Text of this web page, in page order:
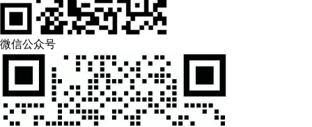
微信公众号